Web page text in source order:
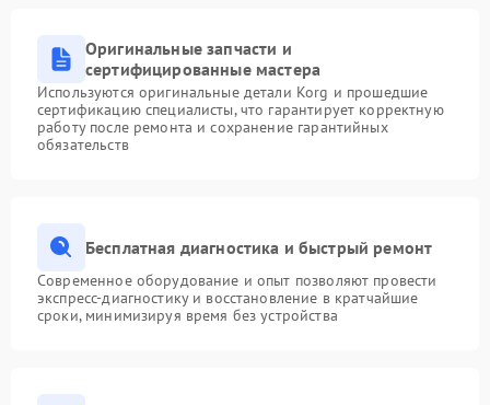
Оригинальные запчасти и
сертифицированные мастера
Используются оригинальные детали Korg и прошедшие
сертификацию специалисты, что гарантирует корректную
работу после ремонта и сохранение гарантийных
обязательств
Бесплатная диагностика и быстрый ремонт
Современное оборудование и опыт позволяют провести
экспресс-диагностику и восстановление в кратчайшие
сроки, минимизируя время без устройства